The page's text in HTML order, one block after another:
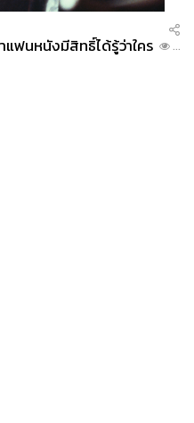
แฟนหนังมีสิทธิ์ได้รู้ว่าใคร
...